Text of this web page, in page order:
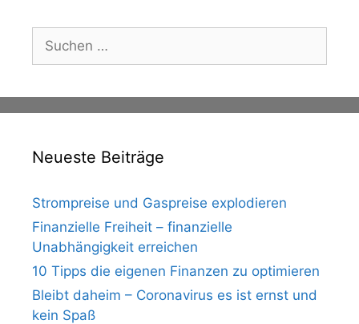
Suche
nach:
Neueste Beiträge
Strompreise und Gaspreise explodieren
Finanzielle Freiheit – finanzielle
Unabhängigkeit erreichen
10 Tipps die eigenen Finanzen zu optimieren
Bleibt daheim – Coronavirus es ist ernst und
kein Spaß